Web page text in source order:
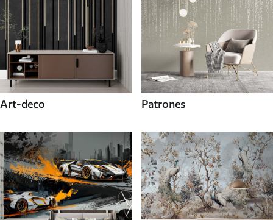
Art-deco Patrones